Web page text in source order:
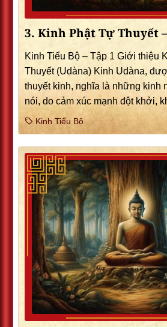
3. Kinh Phật Tự Thuyết
Kinh Tiểu Bộ – Tập 1 Giới thiệu
Thuyết (Udàna) Kinh Udàna,
thuyết kinh, nghĩa là những kinh
nói, do cảm xúc mạnh đột khởi,
Kinh Tiểu Bộ